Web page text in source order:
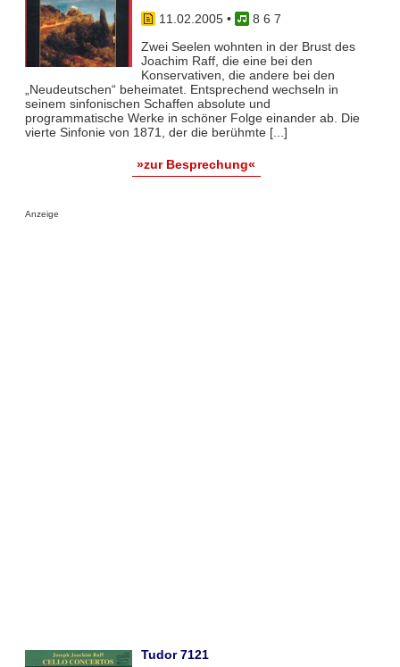
11.02.2005•
8 6 7
Zwei Seelen wohnten in der Brust des
Joachim Raff, die eine bei den
Konservativen, die andere bei den
„Neudeutschen“ beheimatet. Entsprechend wechseln in
seinem sinfonischen Schaffen absolute und
programmatische Werke in schöner Folge einander ab. Die
vierte Sinfonie von 1871, der die berühmte [...]
»zur Besprechung«
Anzeige
Tudor 7121